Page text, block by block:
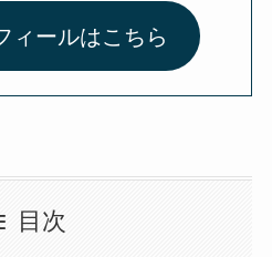
ィールはこちら
目次